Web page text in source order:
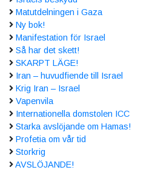
Matutdelningen i Gaza
Ny bok!
Manifestation för Israel
Så har det skett!
SKARPT LÄGE!
Iran – huvudfiende till Israel
Krig Iran – Israel
Vapenvila
Internationella domstolen ICC
Starka avslöjande om Hamas!
Profetia om vår tid
Storkrig
AVSLÖJANDE!